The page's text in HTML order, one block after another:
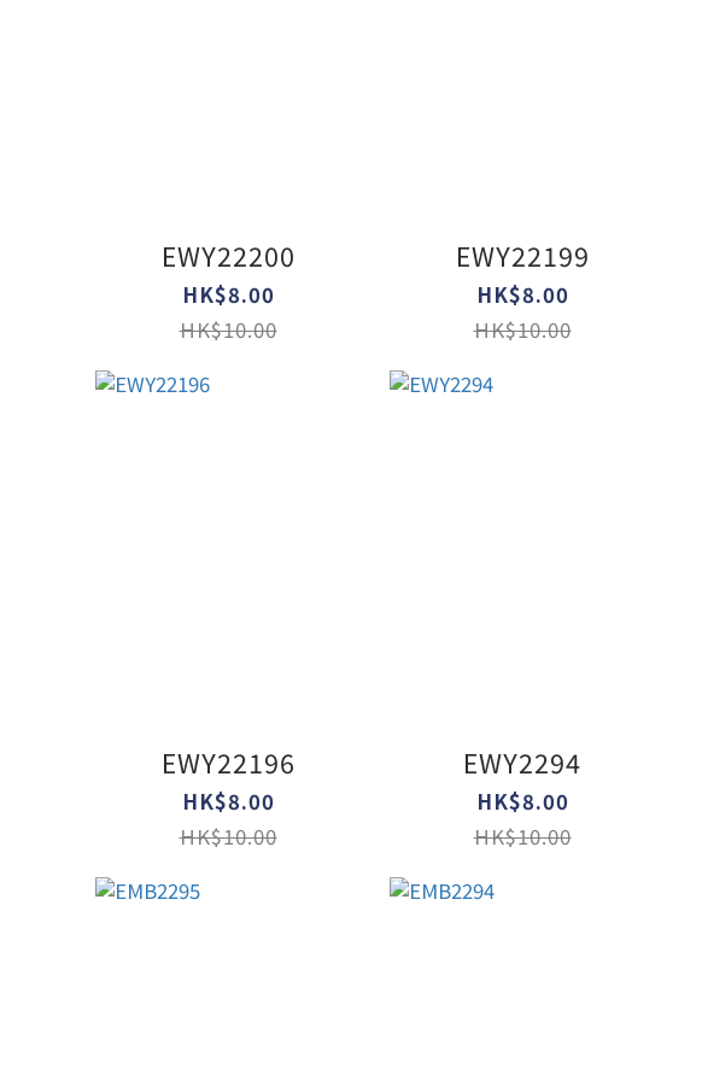
EWY22200
HK$8.00
HK$10.00
EWY22199
HK$8.00
HK$10.00
EWY22196
HK$8.00
HK$10.00
EWY2294
HK$8.00
HK$10.00